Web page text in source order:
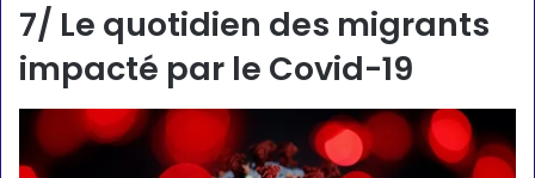
7/ Le quotidien des migrants
impacté par le Covid-19